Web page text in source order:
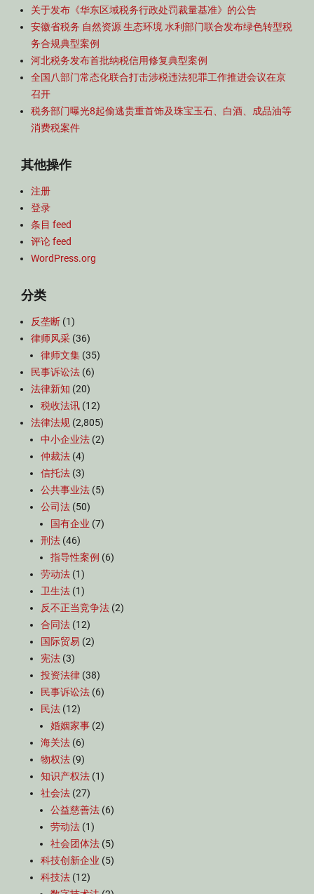
关于发布《华东区域税务行政处罚裁量基准》的公告
安徽省税务 自然资源 生态环境 水利部门联合发布绿色转型税
务合规典型案例
河北税务发布首批纳税信用修复典型案例
全国八部门常态化联合打击涉税违法犯罪工作推进会议在京
召开
税务部门曝光8起偷逃贵重首饰及珠宝玉石、白酒、成品油等
消费税案件
其他操作
注册
登录
条目 feed
评论 feed
WordPress.org
分类
反垄断 (1)
律师风采 (36)
律师文集 (35)
民事诉讼法 (6)
法律新知 (20)
税收法讯 (12)
法律法规 (2,805)
中小企业法 (2)
仲裁法 (4)
信托法 (3)
公共事业法 (5)
公司法 (50)
国有企业 (7)
刑法 (46)
指导性案例 (6)
劳动法 (1)
卫生法 (1)
反不正当竞争法 (2)
合同法 (12)
国际贸易 (2)
宪法 (3)
投资法律 (38)
民事诉讼法 (6)
民法 (12)
婚姻家事 (2)
海关法 (6)
物权法 (9)
知识产权法 (1)
社会法 (27)
公益慈善法 (6)
劳动法 (1)
社会团体法 (5)
科技创新企业 (5)
科技法 (12)